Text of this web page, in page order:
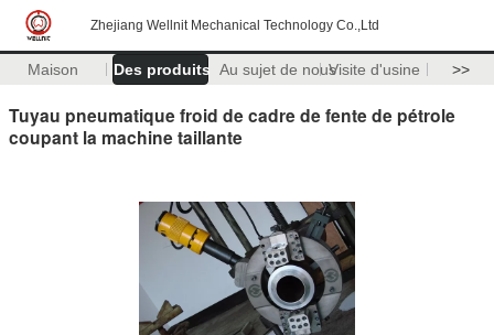
Zhejiang Wellnit Mechanical Technology Co.,Ltd
Maison Des produits Au sujet de nousVisite d'usine >>
Tuyau pneumatique froid de cadre de fente de pétrole
coupant la machine taillante